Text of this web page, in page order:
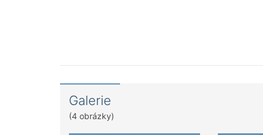
Galerie
(4 obrázky)